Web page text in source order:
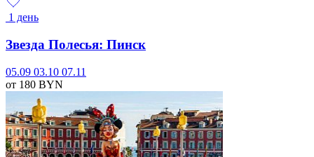
1 день
Звезда Полесья: Пинск
05.09 03.10 07.11
от 180 BYN